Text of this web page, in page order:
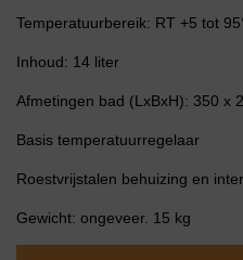
Temperatuurbereik: RT +5 tot
Inhoud: 14 liter
Afmetingen bad (LxBxH): 350 x
Basis temperatuurregelaar
Roestvrijstalen behuizing en
Gewicht: ongeveer. 15 kg